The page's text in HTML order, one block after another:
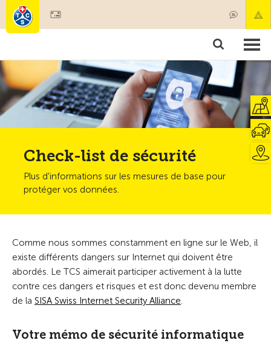
Membres & prestations
Tests, sécurité & santé
Check-list de sécurité
Plus d'informations sur les mesures de base pour
protéger vos données.
Comme nous sommes constamment en ligne sur le Web, il
existe différents dangers sur Internet qui doivent être
abordés. Le TCS aimerait participer activement à la lutte
contre ces dangers et risques et est donc devenu membre
de la SISA Swiss Internet Security Alliance.
Votre mémo de sécurité informatique